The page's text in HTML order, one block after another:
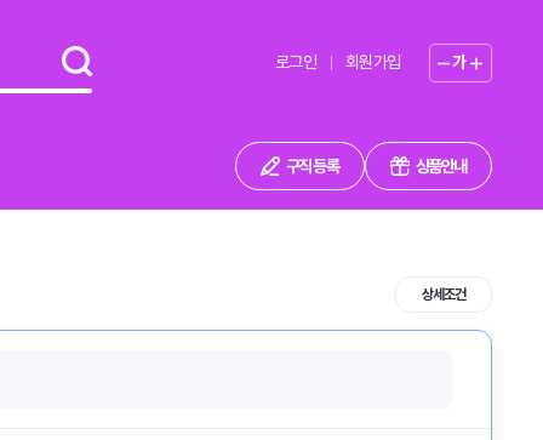
로그인 회원가입 가
구직 등록 상품안내
상세조건